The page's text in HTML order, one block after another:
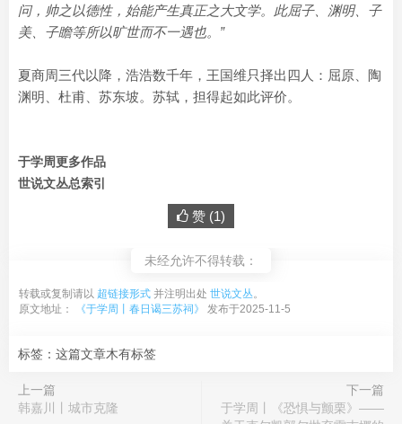
问，帅之以德性，始能产生真正之大文学。此屈子、渊明、子
美、子瞻等所以旷世而不一遇也。”
夏商周三代以降，浩浩数千年，王国维只择出四人：屈原、陶
渊明、杜甫、苏东坡。苏轼，担得起如此评价。
于学周更多作品
世说文丛总索引
赞 (1)
未经允许不得转载：
转载或复制请以 超链接形式 并注明出处 世说文丛。
原文地址：
《于学周丨春日谒三苏祠》 发布于2025-11-5
标签：这篇文章木有标签
上一篇
韩嘉川丨城市克隆
下一篇
于学周丨《恐惧与颤栗》——